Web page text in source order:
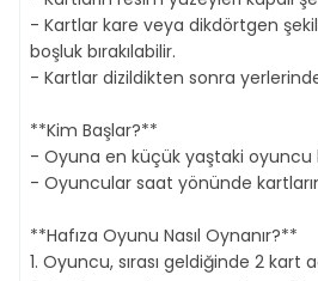
- Kartlar kare veya dikdörtgen
boşluk bırakılabilir.
- Kartlar dizildikten sonra
**Kim Başlar?**
- Oyuna en küçük yaştaki oyuncu
- Oyuncular saat yönünde
**Hafıza Oyunu Nasıl Oynanır?**
1. Oyuncu, sırası geldiğinde 2 kart